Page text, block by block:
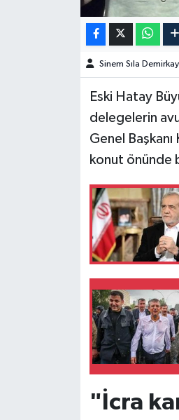
Sinem Sıla
Eski Hatay
delegelerin
Genel
konut önünde
"İcra
Kim kimdir?
Kültür Sanat
Teknoloji
Televizyon
Yaşam-Çevre